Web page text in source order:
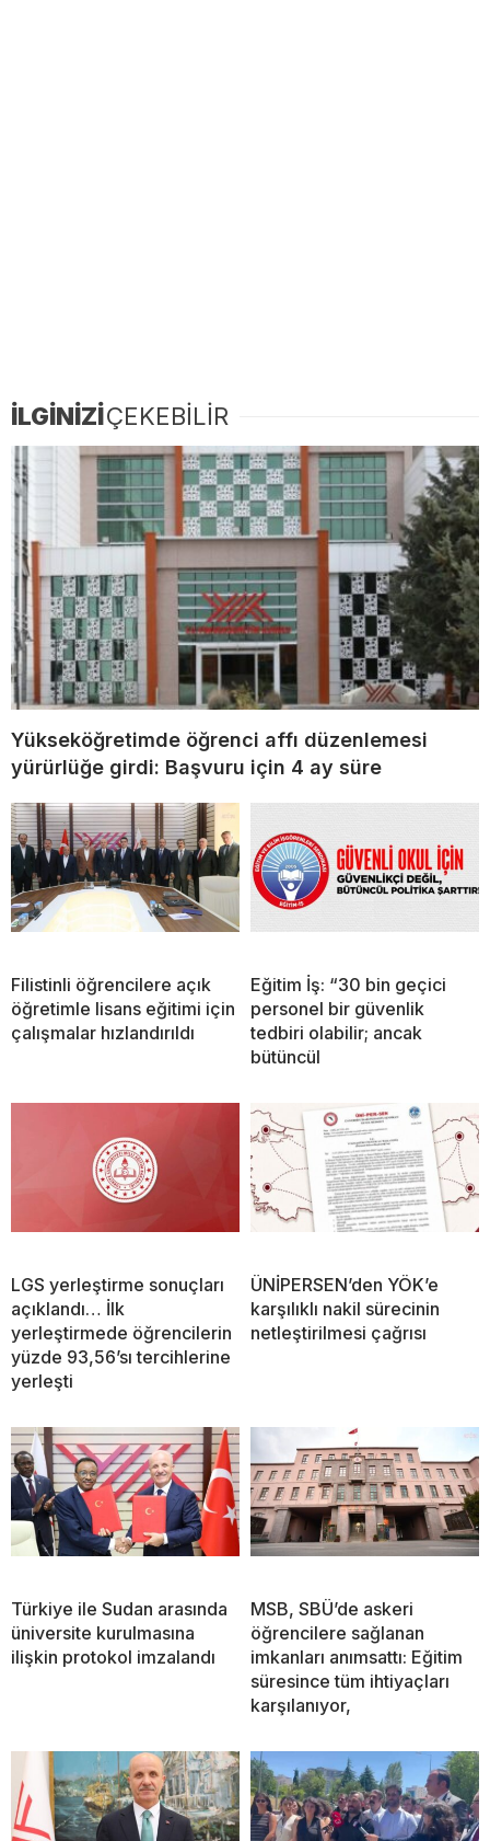
İLGİNİZİÇEKEBİLİR
Yükseköğretimde öğrenci affı düzenlemesi
yürürlüğe girdi: Başvuru için 4 ay süre
Filistinli öğrencilere açık
öğretimle lisans eğitimi için
çalışmalar hızlandırıldı
Eğitim İş: “30 bin geçici
personel bir güvenlik
tedbiri olabilir; ancak
bütüncül
LGS yerleştirme sonuçları
açıklandı… İlk
yerleştirmede öğrencilerin
yüzde 93,56’sı tercihlerine
yerleşti
ÜNİPERSEN’den YÖK’e
karşılıklı nakil sürecinin
netleştirilmesi çağrısı
Türkiye ile Sudan arasında
üniversite kurulmasına
ilişkin protokol imzalandı
MSB, SBÜ’de askeri
öğrencilere sağlanan
imkanları anımsattı: Eğitim
süresince tüm ihtiyaçları
karşılanıyor,